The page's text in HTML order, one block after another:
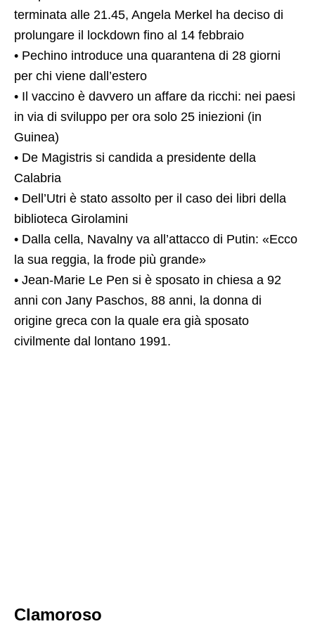
terminata alle 21.45, Angela Merkel ha deciso di
prolungare il lockdown fino al 14 febbraio
• Pechino introduce una quarantena di 28 giorni
per chi viene dall’estero
• Il vaccino è davvero un affare da ricchi: nei paesi
in via di sviluppo per ora solo 25 iniezioni (in
Guinea)
• De Magistris si candida a presidente della
Calabria
• Dell’Utri è stato assolto per il caso dei libri della
biblioteca Girolamini
• Dalla cella, Navalny va all’attacco di Putin: «Ecco
la sua reggia, la frode più grande»
• Jean-Marie Le Pen si è sposato in chiesa a 92
anni con Jany Paschos, 88 anni, la donna di
origine greca con la quale era già sposato
civilmente dal lontano 1991.
Clamoroso